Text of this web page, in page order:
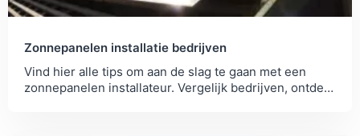
Zonnepanelen installatie bedrijven
Vind hier alle tips om aan de slag te gaan met een
zonnepanelen installateur. Vergelijk bedrijven, ontdek